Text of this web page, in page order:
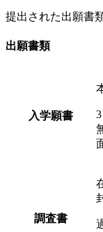
提出された出願書
出願書類
入学願書
調査書